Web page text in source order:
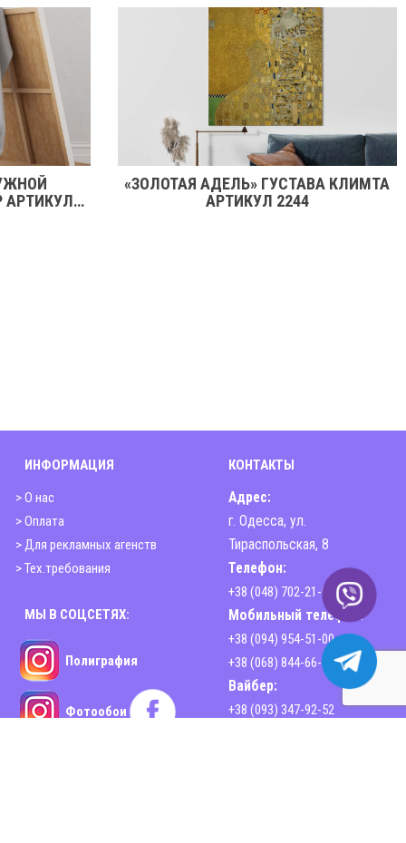
АРТИКУЛ
«ЗОЛОТАЯ АДЕЛЬ» ГУСТАВА КЛИМТА
АРТИКУЛ 2244
ИНФОРМАЦИЯ
> О нас
> Оплата
> Для рекламных агенств
> Тех.требования
МЫ В СОЦСЕТЯХ:
Полиграфия
Фотообои
КОНТАКТЫ
Адрес:
г. Одесса, ул.
Тираспольская, 8
Телефон:
+38 (048) 702-21-00
Мобильный телефон:
+38 (094) 954-51-00
+38 (068) 844-66-44
Вайбер:
+38 (093) 347-92-52